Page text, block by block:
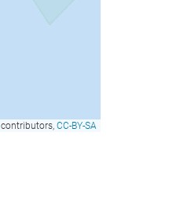
contributors, CC-BY-SA